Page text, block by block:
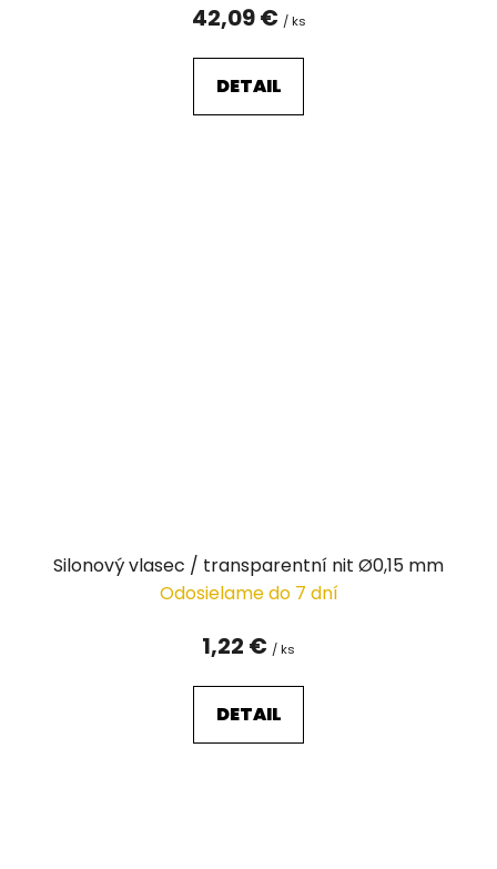
42,09 € / ks
DETAIL
Silonový vlasec / transparentní nit Ø0,15 mm
Odosielame do 7 dní
1,22 € / ks
DETAIL